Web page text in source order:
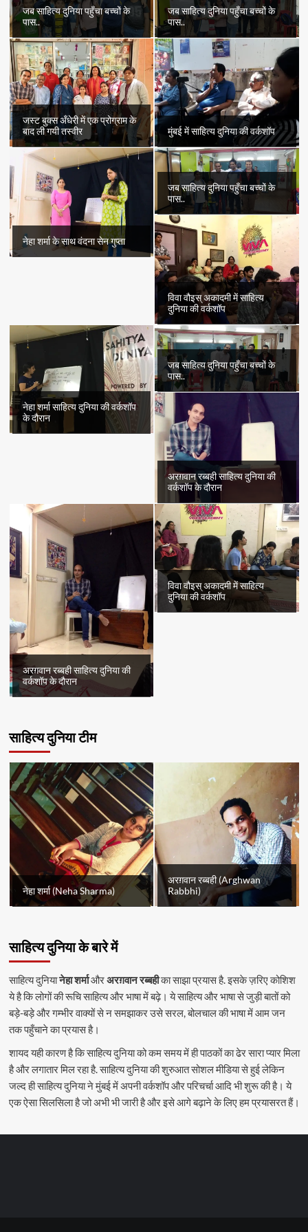
जब साहित्य दुनिया पहुँचा बच्चों के
पास..
जब साहित्य दुनिया पहुँचा बच्चों के
पास..
जस्ट बुक्स अँधेरी में एक प्रोग्राम के
बाद ली गयी तस्वीर
मुंबई में साहित्य दुनिया की वर्कशॉप
नेहा शर्मा के साथ वंदना सेन गुप्ता
जब साहित्य दुनिया पहुँचा बच्चों के
पास..
विवा वौइस् अकादमी में साहित्य
दुनिया की वर्कशॉप
नेहा शर्मा साहित्य दुनिया की वर्कशॉप
के दौरान
जब साहित्य दुनिया पहुँचा बच्चों के
पास..
अरग़वान रब्बही साहित्य दुनिया की
वर्कशॉप के दौरान
अरग़वान रब्बही साहित्य दुनिया की
वर्कशॉप के दौरान
विवा वौइस् अकादमी में साहित्य
दुनिया की वर्कशॉप
साहित्य दुनिया टीम
नेहा शर्मा (Neha Sharma)
अरग़वान रब्बही (Arghwan
Rabbhi)
साहित्य दुनिया के बारे में
साहित्य दुनियानेहा शर्माऔरअरग़वान रब्बहीका साझा प्रयास है. इसके ज़रिए कोशिश
ये है कि लोगों की रूचि साहित्य और भाषा में बढ़े। ये साहित्य और भाषा से जुड़ी बातों को
बड़े-बड़े और गम्भीर वाक्यों से न समझाकर उसे सरल, बोलचाल की भाषा में आम जन
तक पहुँचाने का प्रयास है।
शायद यही कारण है कि साहित्य दुनिया को कम समय में ही पाठकों का ढेर सारा प्यार मिला
है और लगातार मिल रहा है. साहित्य दुनिया की शुरुआत सोशल मीडिया से हुई लेकिन
जल्द ही साहित्य दुनिया ने मुंबई में अपनी वर्कशॉप और परिचर्चा आदि भी शुरू की है। ये
एक ऐसा सिलसिला है जो अभी भी जारी है और इसे आगे बढ़ाने के लिए हम प्रयासरत हैं।